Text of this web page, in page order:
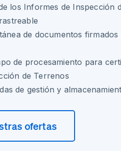
los Informes de Inspección
de documentos firmados
de procesamiento para
de Terrenos
de gestión y
ofertas